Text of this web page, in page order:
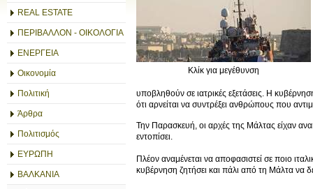
REAL ESTATE
ΠΕΡΙΒΑΛΛΟΝ - ΟΙΚΟΛΟΓΙΑ
ΕΝΕΡΓΕΙΑ
Οικονομία
Πολιτική
Άρθρα
Πολιτισμός
ΕΥΡΩΠΗ
ΒΑΛΚΑΝΙΑ
Κλίκ για μεγέθυνση
υποβληθούν σε ιατρικές εξετάσεις. Η
ότι αρνείται να συντρέξει ανθρώπους που
Την Παρασκευή, οι αρχές της Μάλτας είχαν
εντοπίσει.
Πλέον αναμένεται να αποφασιστεί σε ποιο
κυβέρνηση ζητήσει και πάλι από τη Μάλτα να